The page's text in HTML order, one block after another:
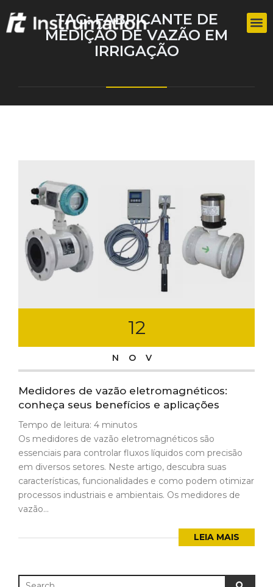
TAG:FABRICANTE DE
MEDIÇÃO DE VAZÃO EM
IRRIGAÇÃO
12
NOV
Medidores de vazão eletromagnéticos:
conheça seus benefícios e aplicações
Tempo de leitura: 4 minutos
Os medidores de vazão eletromagnéticos são
essenciais para controlar fluxos líquidos com precisão
em diversos setores. Neste artigo, descubra suas
características, funcionalidades e como podem otimizar
processos industriais e ambientais. Os medidores de
vazão...
LEIA MAIS